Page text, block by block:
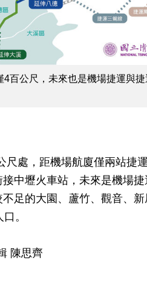
百公尺，未來也是機場捷運與捷
處，距機場航廈僅兩站捷
中壢火車站，未來是機場
足的大園、蘆竹、觀音、
。
陳思齊